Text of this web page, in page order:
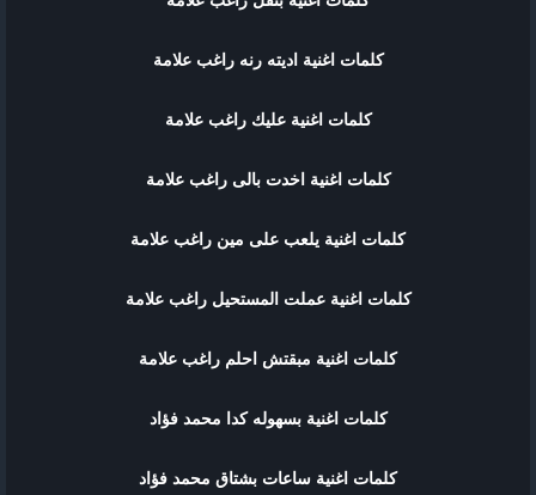
كلمات اغنية اديته رنه راغب علامة
كلمات اغنية عليك راغب علامة
كلمات اغنية اخدت بالى راغب علامة
كلمات اغنية يلعب على مين راغب علامة
كلمات اغنية عملت المستحيل راغب علامة
كلمات اغنية مبقتش احلم راغب علامة
كلمات اغنية بسهوله كدا محمد فؤاد
كلمات اغنية ساعات بشتاق محمد فؤاد